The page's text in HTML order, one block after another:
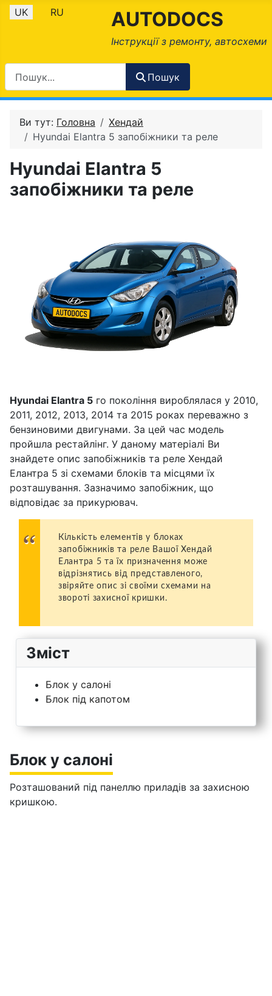
Оберіть свою мову
UK RU AUTODOCS
Інструкції з ремонту, автосхеми
Пошук
Ви тут: Головна
Хендай
Hyundai Elantra 5 запобіжники та реле
Hyundai Elantra 5
запобіжники та реле
Hyundai Elantra 5 го покоління вироблялася у 2010,
2011, 2012, 2013, 2014 та 2015 роках переважно з
бензиновими двигунами. За цей час модель
пройшла рестайлінг. У даному матеріалі Ви
знайдете опис запобіжників та реле Хендай
Елантра 5 зі схемами блоків та місцями їх
розташування. Зазначимо запобіжник, що
відповідає за прикурювач.
Кількість елементів у блоках
запобіжників та реле Вашої Хендай
Елантра 5 та їх призначення може
відрізнятись від представленого,
звіряйте опис зі своїми схемами на
звороті захисної кришки.
Зміст
Блок у салоні
Блок під капотом
Блок у салоні
Розташований під панеллю приладів за захисною
кришкою.